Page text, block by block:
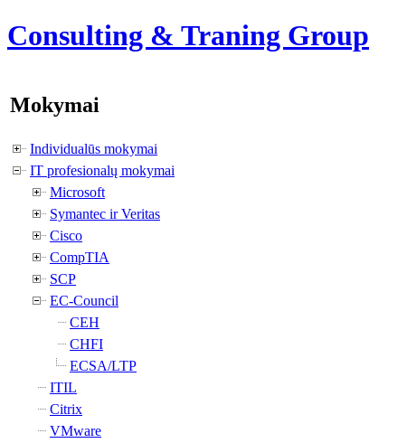
Consulting & Traning Group
Mokymai
Individualūs mokymai
IT profesionalų mokymai
Microsoft
Symantec ir Veritas
Cisco
CompTIA
SCP
EC-Council
CEH
CHFI
ECSA/LTP
ITIL
Citrix
VMware